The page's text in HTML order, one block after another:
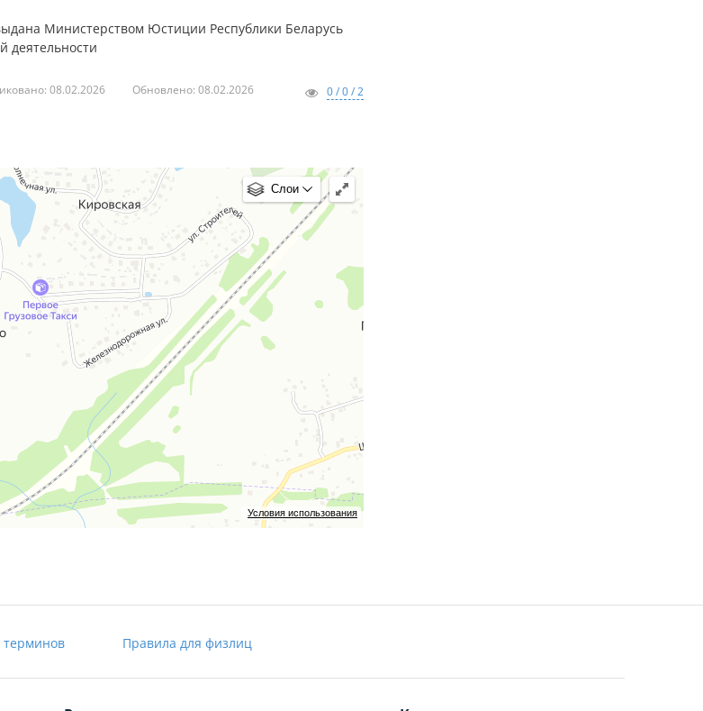
Министерством Юстиции Республики Беларусь
деятельности
08.02.2026 Обновлено: 08.02.2026 0 / 0 / 2
Условия использования
Слои
терминов Правила для физлиц